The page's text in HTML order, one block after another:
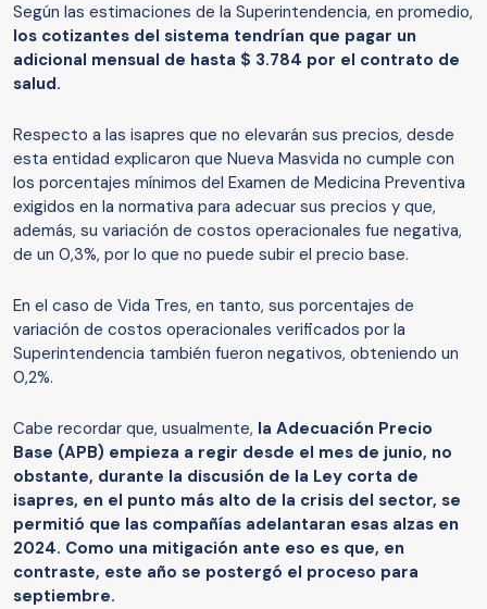
Según las estimaciones de la Superintendencia, en promedio,
los cotizantes del sistema tendrían que pagar un
adicional mensual de hasta $ 3.784 por el contrato de
salud.
Respecto a las isapres que no elevarán sus precios, desde
esta entidad explicaron que Nueva Masvida no cumple con
los porcentajes mínimos del Examen de Medicina Preventiva
exigidos en la normativa para adecuar sus precios y que,
además, su variación de costos operacionales fue negativa,
de un 0,3%, por lo que no puede subir el precio base.
En el caso de Vida Tres, en tanto, sus porcentajes de
variación de costos operacionales verificados por la
Superintendencia también fueron negativos, obteniendo un
0,2%.
Cabe recordar que, usualmente, la Adecuación Precio
Base (APB) empieza a regir desde el mes de junio, no
obstante, durante la discusión de la Ley corta de
isapres, en el punto más alto de la crisis del sector, se
permitió que las compañías adelantaran esas alzas en
2024. Como una mitigación ante eso es que, en
contraste, este año se postergó el proceso para
septiembre.